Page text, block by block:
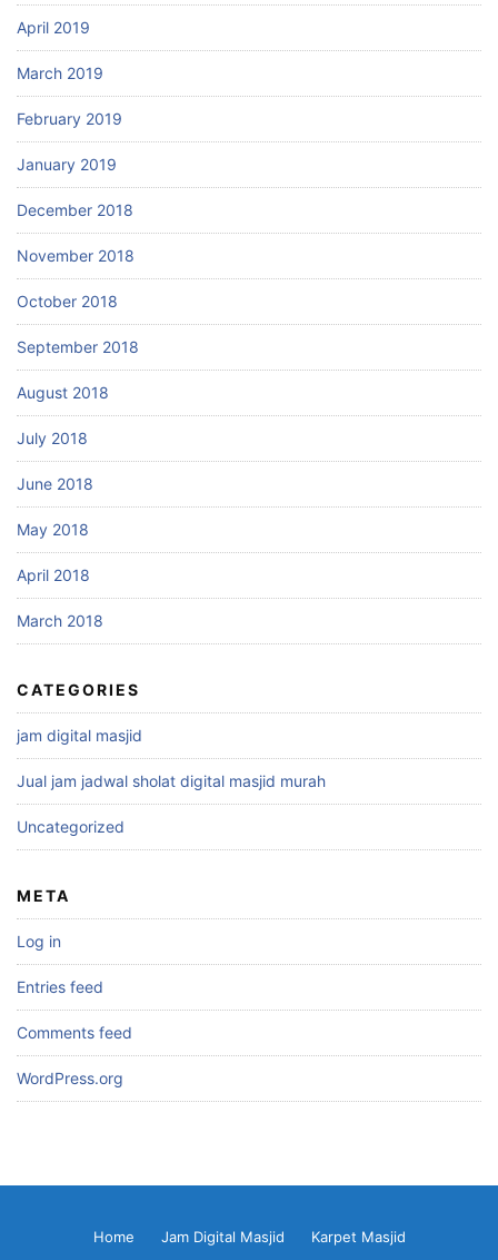
April 2019
March 2019
February 2019
January 2019
December 2018
November 2018
October 2018
September 2018
August 2018
July 2018
June 2018
May 2018
April 2018
March 2018
CATEGORIES
jam digital masjid
Jual jam jadwal sholat digital masjid murah
Uncategorized
META
Log in
Entries feed
Comments feed
WordPress.org
Home Jam Digital Masjid Karpet Masjid